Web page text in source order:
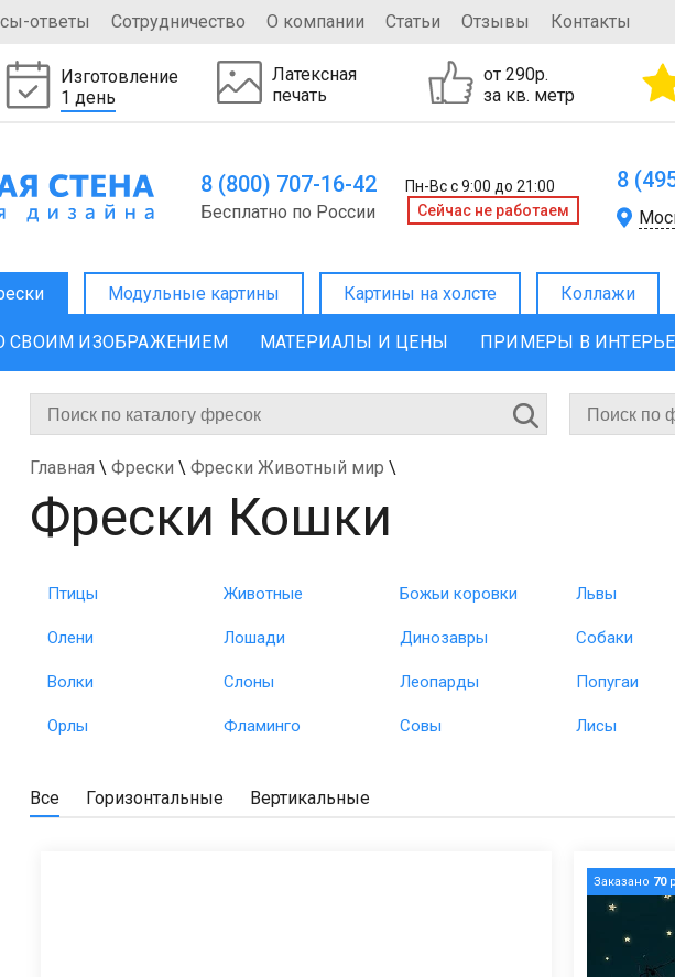
ответы Сотрудничество О компании Статьи Отзывы Контакты
Изготовление
1 день
Латексная
печать
от 290р.
за кв. метр
8 (800) 707-16-42 Пн-Вс с 9:00 до 21:00
Бесплатно по России Cейчас не работаем
8
Модульные картины Картины на холсте Коллажи
СВОИМ ИЗОБРАЖЕНИЕМ МАТЕРИАЛЫ И ЦЕНЫ ПРИМЕРЫ В
Главная \ Фрески \ Фрески Животный мир \
Фрески Кошки
Птицы Животные Божьи коровки Львы
Олени Лошади Динозавры Собаки
Волки Слоны Леопарды Попугаи
Орлы Фламинго Совы Лисы
Все Горизонтальные Вертикальные
Заказано 70